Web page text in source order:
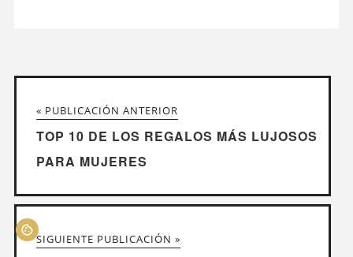
« PUBLICACIÓN ANTERIOR
TOP 10 DE LOS REGALOS MÁS LUJOSOS
PARA MUJERES
SIGUIENTE PUBLICACIÓN »